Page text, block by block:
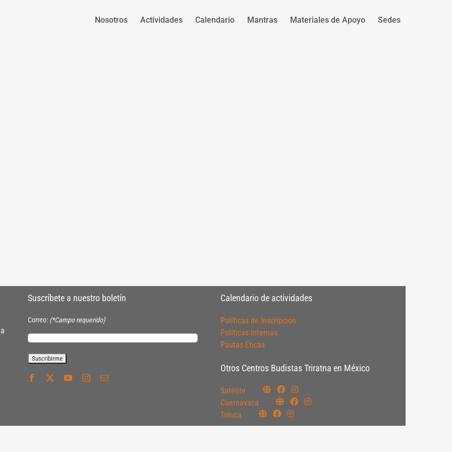
Nosotros Actividades Calendario Mantras Materiales de Apoyo Sedes
Suscríbete a nuestro boletín
Correo: (*Campo requerido)
Calendario de actividades
Políticas de Inscripción
Políticas Internas
Pautas Éticas
Otros Centros Budistas Triratna en México
Satélite
Cuernavaca
Toluca